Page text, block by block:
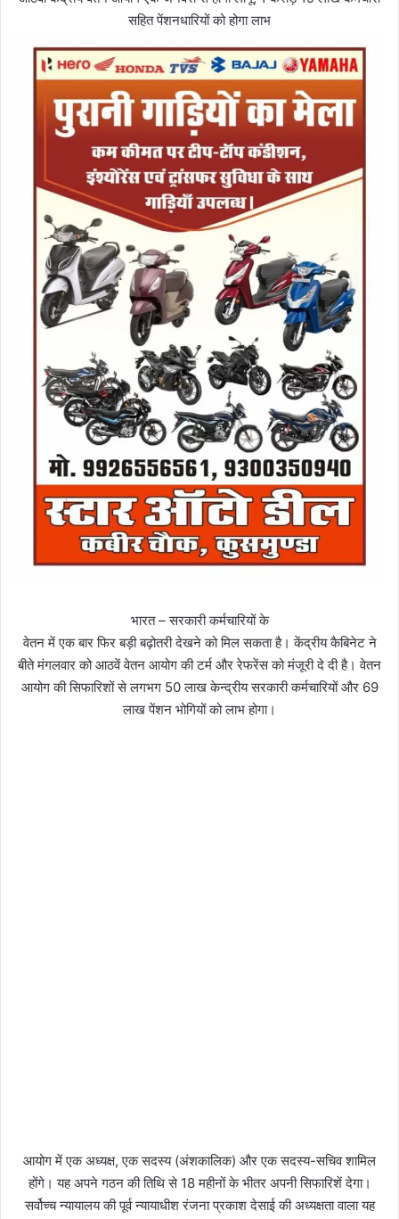
सहित पेंशनधारियों को होगा लाभ
भारत – सरकारी कर्मचारियों के
वेतन में एक बार फिर बड़ी बढ़ोतरी देखने को मिल सकता है। केंद्रीय कैबिनेट ने
बीते मंगलवार को आठवें वेतन आयोग की टर्म और रेफरेंस को मंजूरी दे दी है। वेतन
आयोग की सिफारिशों से लगभग 50 लाख केन्द्रीय सरकारी कर्मचारियों और 69
लाख पेंशन भोगियों को लाभ होगा।
आयोग में एक अध्यक्ष, एक सदस्य (अंशकालिक) और एक सदस्य-सचिव शामिल
होंगे। यह अपने गठन की तिथि से 18 महीनों के भीतर अपनी सिफारिशें देगा।
सर्वोच्च न्यायालय की पूर्व न्यायाधीश रंजना प्रकाश देसाई की अध्यक्षता वाला यह